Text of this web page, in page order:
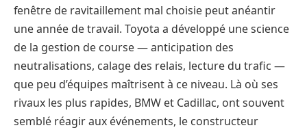
fenêtre de ravitaillement mal choisie peut anéantir
une année de travail. Toyota a développé une science
de la gestion de course — anticipation des
neutralisations, calage des relais, lecture du trafic —
que peu d’équipes maîtrisent à ce niveau. Là où ses
rivaux les plus rapides, BMW et Cadillac, ont souvent
semblé réagir aux événements, le constructeur